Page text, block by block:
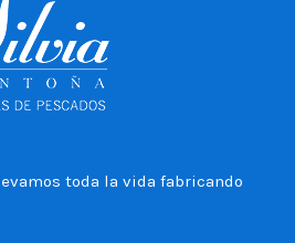
toda la vida fabricando